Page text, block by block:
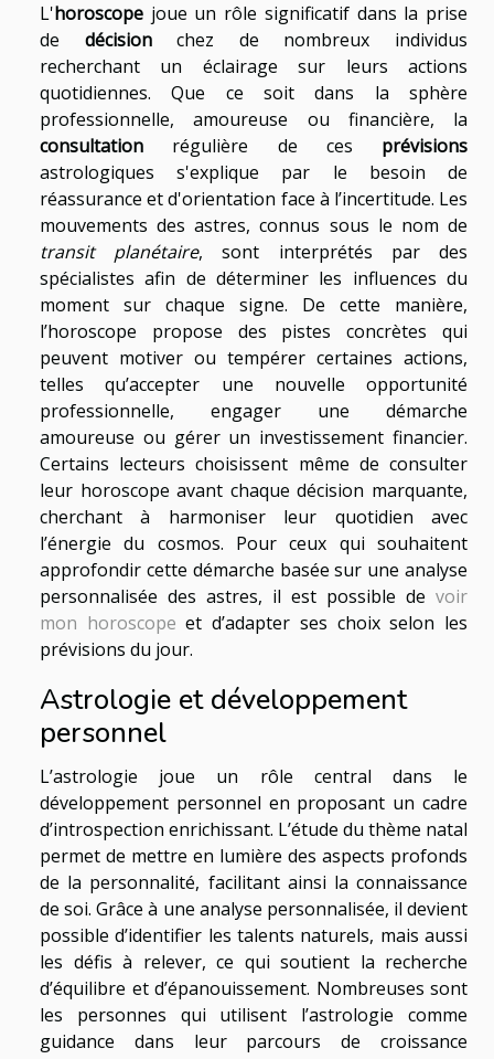
L'horoscope joue un rôle significatif dans la prise
de décisionchez de nombreux individus
recherchant un éclairage sur leurs actions
quotidiennes. Que ce soit dans la sphère
professionnelle, amoureuse ou financière, la
consultation régulière de ces prévisions
astrologiques s'explique par le besoin de
réassurance et d'orientation face à l’incertitude. Les
mouvements des astres, connus sous le nom de
transit planétaire, sont interprétés par des
spécialistes afin de déterminer les influences du
moment sur chaque signe. De cette manière,
l’horoscope propose des pistes concrètes qui
peuvent motiver ou tempérer certaines actions,
telles qu’accepter une nouvelle opportunité
professionnelle, engager une démarche
amoureuse ou gérer un investissement financier.
Certains lecteurs choisissent même de consulter
leur horoscope avant chaque décision marquante,
cherchant à harmoniser leur quotidien avec
l’énergie du cosmos. Pour ceux qui souhaitent
approfondir cette démarche basée sur une analyse
personnalisée des astres, il est possible de voir
mon horoscope et d’adapter ses choix selon les
prévisions du jour.
Astrologie et développement
personnel
L’astrologie joue un rôle central dans le
développement personnel en proposant un cadre
d’introspection enrichissant. L’étude du thème natal
permet de mettre en lumière des aspects profonds
de la personnalité, facilitant ainsi la connaissance
de soi. Grâce à une analyse personnalisée, il devient
possible d’identifier les talents naturels, mais aussi
les défis à relever, ce qui soutient la recherche
d’équilibre et d’épanouissement. Nombreuses sont
les personnes qui utilisent l’astrologie comme
guidance dans leur parcours de croissance